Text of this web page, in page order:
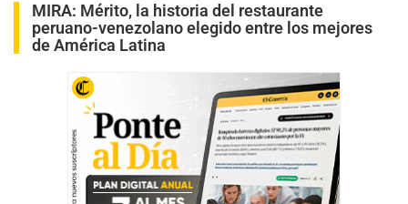
MIRA: Mérito, la historia del restaurante
peruano-venezolano elegido entre los mejores
de América Latina